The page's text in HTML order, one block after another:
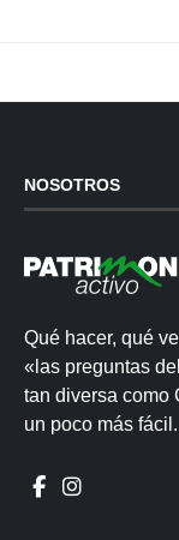
NOSOTROS
Qué hacer, qué
«las preguntas
tan diversa como
un poco más fácil.